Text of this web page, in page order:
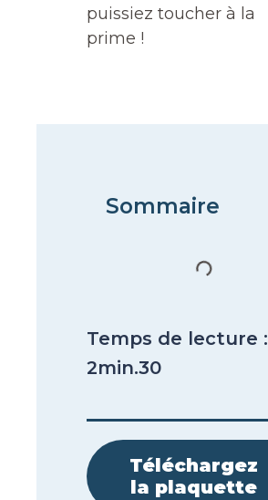
puissiez toucher à la
prime !
Sommaire
Temps de lecture :
2min.30
Téléchargez
la plaquette​